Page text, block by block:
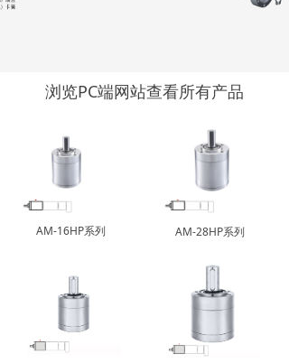
AM-16HP系列 AM-28HP系列
浏览PC端网站查看所有产品